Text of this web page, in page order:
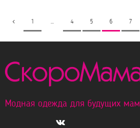
1 4 5 6 7
Модная одежда для будущих мам